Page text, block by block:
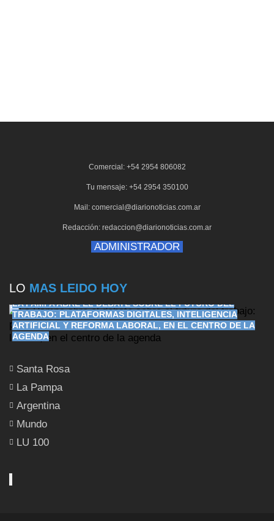
Comercial: +54 2954 806082
Tu mensaje: +54 2954 350100
Mail: comercial@diarionoticias.com.ar
Redacción: redaccion@diarionoticias.com.ar
ADMINISTRADOR
LO MAS LEIDO HOY
LA PAMPA ABRE EL DEBATE SOBRE EL FUTURO DEL
TRABAJO: PLATAFORMAS DIGITALES, INTELIGENCIA
ARTIFICIAL Y REFORMA LABORAL, EN EL CENTRO DE LA
AGENDA
Santa Rosa
La Pampa
Argentina
Mundo
LU 100